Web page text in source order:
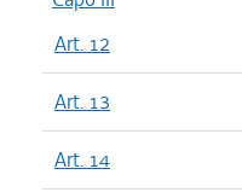
Art. 12
Art. 13
Art. 14